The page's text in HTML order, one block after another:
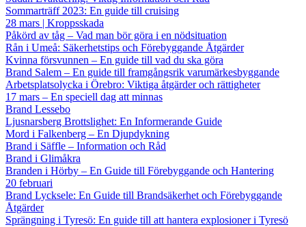
Sommarträff 2023: En guide till cruising
28 mars | Kroppsskada
Påkörd av tåg – Vad man bör göra i en nödsituation
Rån i Umeå: Säkerhetstips och Förebyggande Åtgärder
Kvinna försvunnen – En guide till vad du ska göra
Brand Salem – En guide till framgångsrik varumärkesbyggande
Arbetsplatsolycka i Örebro: Viktiga åtgärder och rättigheter
17 mars – En speciell dag att minnas
Brand Lessebo
Ljusnarsberg Brottslighet: En Informerande Guide
Mord i Falkenberg – En Djupdykning
Brand i Säffle – Information och Råd
Brand i Glimåkra
Branden i Hörby – En Guide till Förebyggande och Hantering
20 februari
Brand Lycksele: En Guide till Brandsäkerhet och Förebyggande
Åtgärder
Sprängning i Tyresö: En guide till att hantera explosioner i Tyresö